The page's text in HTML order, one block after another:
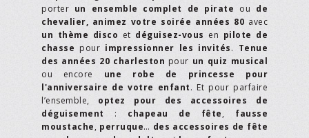
porter un ensemble complet de pirate ou de
chevalier, animez votre soirée années 80 avec
un thème disco et déguisez-vous en pilote de
chasse pour impressionner les invités. Tenue
des années 20 charleston pour un quiz musical
ou encore une robe de princesse pour
l'anniversaire de votre enfant. Et pour parfaire
l’ensemble, optez pour des accessoires de
déguisement : chapeau de fête, fausse
moustache, perruque… des accessoires de fête